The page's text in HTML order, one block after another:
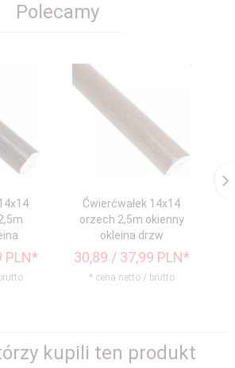
Polecamy
PLN*
Ćwierćwałek 14x14
orzech 2,5m okienny
okleina drzw
30,89 / 37,99 PLN*
* cena netto / brutto
kupili ten produkt